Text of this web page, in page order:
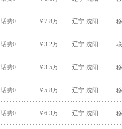
话费0 ￥7.8万 辽宁·沈阳
话费0 ￥3.2万 辽宁·沈阳
话费0 ￥3.5万 辽宁·沈阳
话费0 ￥5.8万 辽宁·沈阳
话费0 ￥6.3万 辽宁·沈阳